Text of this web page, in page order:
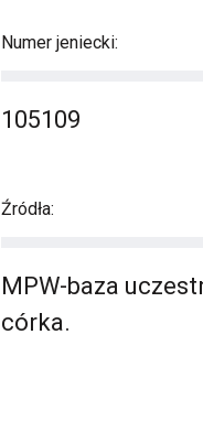
Numer jeniecki:
105109
Źródła:
MPW-baza
córka.